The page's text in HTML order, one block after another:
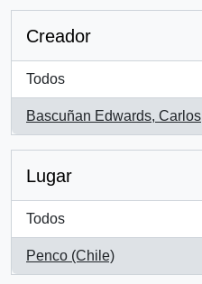
Creador
Todos
Bascuñan Edwards, Carlos
, 1 resultados
Lugar
Todos
Penco (Chile)
, 1 resultados